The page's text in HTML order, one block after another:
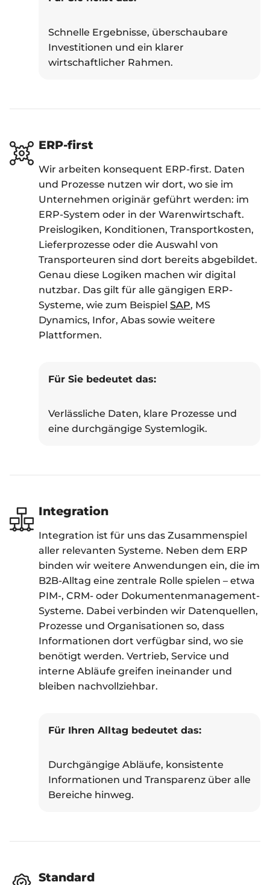
Schnelle Ergebnisse, überschaubare
Investitionen und ein klarer
wirtschaftlicher Rahmen.
ERP-first
Wir arbeiten konsequent ERP-first. Daten
und Prozesse nutzen wir dort, wo sie im
Unternehmen originär geführt werden: im
ERP-System oder in der Warenwirtschaft.
Preislogiken, Konditionen, Transportkosten,
Lieferprozesse oder die Auswahl von
Transporteuren sind dort bereits abgebildet.
Genau diese Logiken machen wir digital
nutzbar. Das gilt für alle gängigen ERP-
Systeme, wie zum Beispiel SAP, MS
Dynamics, Infor, Abas sowie weitere
Plattformen.
Für Sie bedeutet das:
Verlässliche Daten, klare Prozesse und
eine durchgängige Systemlogik.
Integration
Integration ist für uns das Zusammenspiel
aller relevanten Systeme. Neben dem ERP
binden wir weitere Anwendungen ein, die im
B2B-Alltag eine zentrale Rolle spielen – etwa
PIM-, CRM- oder Dokumentenmanagement-
Systeme. Dabei verbinden wir Datenquellen,
Prozesse und Organisationen so, dass
Informationen dort verfügbar sind, wo sie
benötigt werden. Vertrieb, Service und
interne Abläufe greifen ineinander und
bleiben nachvollziehbar.
Für Ihren Alltag bedeutet das:
Durchgängige Abläufe, konsistente
Informationen und Transparenz über alle
Bereiche hinweg.
Standard